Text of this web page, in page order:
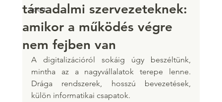
sport
társadalmi szervezeteknek:
amikor a működés végre
nem fejben van
A digitalizációról sokáig úgy beszéltünk,
mintha az a nagyvállalatok terepe lenne.
Drága rendszerek, hosszú bevezetések,
külön informatikai csapatok.